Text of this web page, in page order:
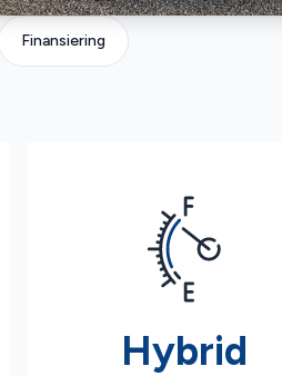
Finansiering
Hybrid